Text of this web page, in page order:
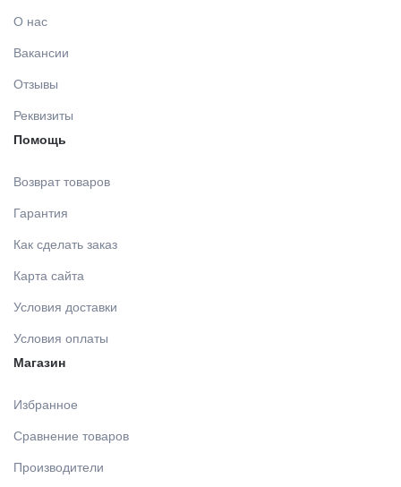
О нас
Вакансии
Отзывы
Реквизиты
Помощь
Возврат товаров
Гарантия
Как сделать заказ
Карта сайта
Условия доставки
Условия оплаты
Магазин
Избранное
Сравнение товаров
Производители